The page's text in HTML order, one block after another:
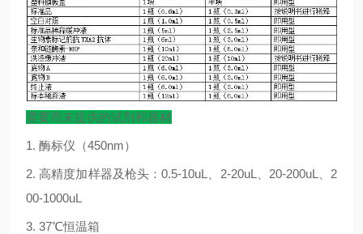
需要而未提供的试剂和器材
1. 酶标仪（450nm）
2.高精度加样器及枪头：0.5-10uL 2-20uL 20-200uL
2
00-1000uL
3. 37℃恒温箱